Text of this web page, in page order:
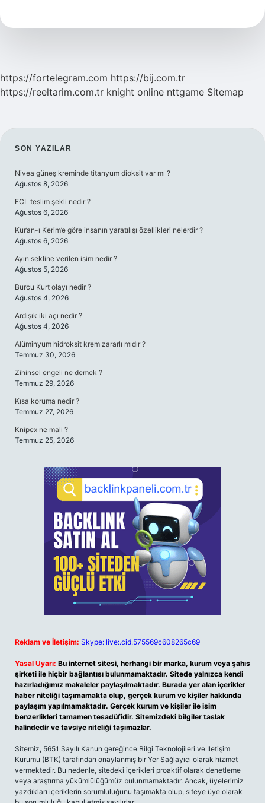
Mı
https://fortelegram.com https://bij.com.tr
https://reeltarim.com.tr knight online nttgame Sitemap
SIDEBAR
SON YAZILAR
Nivea güneş kreminde titanyum dioksit var mı ?
Ağustos 8, 2026
FCL teslim şekli nedir ?
Ağustos 6, 2026
Kur’an-ı Kerim’e göre insanın yaratılışı özellikleri nelerdir ?
Ağustos 6, 2026
Ayın sekline verilen isim nedir ?
Ağustos 5, 2026
Burcu Kurt olayı nedir ?
Ağustos 4, 2026
Ardışık iki açı nedir ?
Ağustos 4, 2026
Alüminyum hidroksit krem zararlı mıdır ?
Temmuz 30, 2026
Zihinsel engeli ne demek ?
Temmuz 29, 2026
Kısa koruma nedir ?
Temmuz 27, 2026
Knipex ne mali ?
Temmuz 25, 2026
Reklam ve İletişim: Skype: live:.cid.575569c608265c69
Yasal Uyarı: Bu internet sitesi, herhangi bir marka, kurum veya şahıs
şirketi ile hiçbir bağlantısı bulunmamaktadır. Sitede yalnızca kendi
hazırladığımız makaleler paylaşılmaktadır. Burada yer alan içerikler
haber niteliği taşımamakta olup, gerçek kurum ve kişiler hakkında
paylaşım yapılmamaktadır. Gerçek kurum ve kişiler ile isim
benzerlikleri tamamen tesadüfidir. Sitemizdeki bilgiler taslak
halindedir ve tavsiye niteliği taşımazlar.
Sitemiz, 5651 Sayılı Kanun gereğince Bilgi Teknolojileri ve İletişim
Kurumu (BTK) tarafından onaylanmış bir Yer Sağlayıcı olarak hizmet
vermektedir. Bu nedenle, sitedeki içerikleri proaktif olarak denetleme
veya araştırma yükümlülüğümüz bulunmamaktadır. Ancak, üyelerimiz
yazdıkları içeriklerin sorumluluğunu taşımakta olup, siteye üye olarak